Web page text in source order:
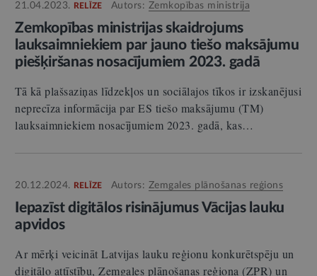
21.04.2023. RELĪZE Autors: Zemkopības ministrija
Zemkopības ministrijas skaidrojums
lauksaimniekiem par jauno tiešo maksājumu
piešķiršanas nosacījumiem 2023. gadā
Tā kā plašsaziņas līdzekļos un sociālajos tīkos ir izskanējusi
neprecīza informācija par ES tiešo maksājumu (TM)
lauksaimniekiem nosacījumiem 2023. gadā, kas…
20.12.2024. RELĪZE Autors: Zemgales plānošanas reģions
Iepazīst digitālos risinājumus Vācijas lauku
apvidos
Ar mērķi veicināt Latvijas lauku reģionu konkurētspēju un
digitālo attīstību, Zemgales plānošanas reģiona (ZPR) un